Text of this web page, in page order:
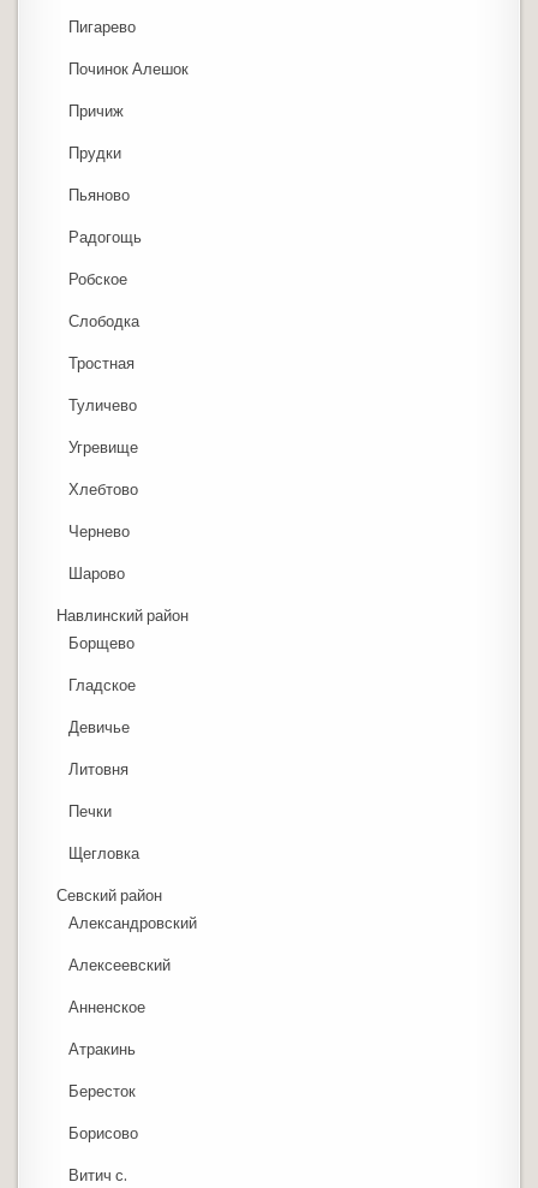
Пигарево
Починок Алешок
Причиж
Прудки
Пьяново
Радогощь
Робское
Слободка
Тростная
Туличево
Угревище
Хлебтово
Чернево
Шарово
Навлинский район
Борщево
Гладское
Девичье
Литовня
Печки
Щегловка
Севский район
Александровский
Алексеевский
Анненское
Атракинь
Бересток
Борисово
Витич с.